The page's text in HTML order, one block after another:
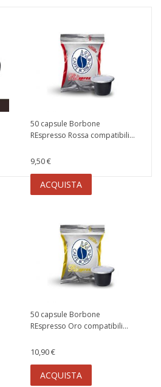
50 capsule Borbone
REspresso Rossa compatibili...
9,50 €
ACQUISTA
50 capsule Borbone
REspresso Oro compatibili...
10,90 €
ACQUISTA